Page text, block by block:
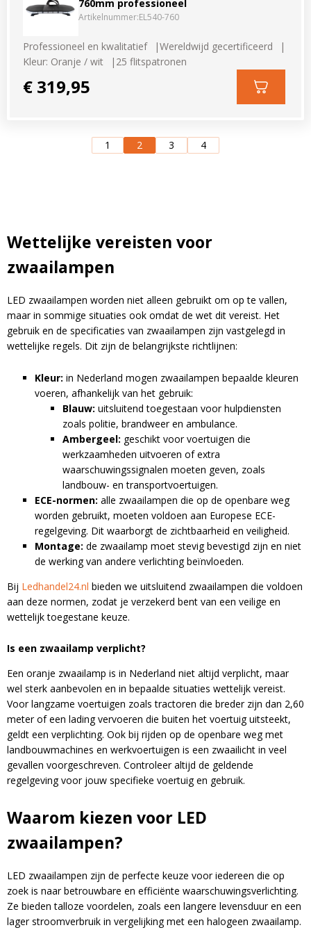
760mm professioneel
Artikelnummer:EL540-760
Professioneel en kwalitatief
Wereldwijd gecertificeerd
Kleur: Oranje / wit
25 flitspatronen
€ 319,95
1 2 3 4
Wettelijke vereisten voor
zwaailampen
LED zwaailampen worden niet alleen gebruikt om op te vallen,
maar in sommige situaties ook omdat de wet dit vereist. Het
gebruik en de specificaties van zwaailampen zijn vastgelegd in
wettelijke regels. Dit zijn de belangrijkste richtlijnen:
Kleur: in Nederland mogen zwaailampen bepaalde kleuren
voeren, afhankelijk van het gebruik:
Blauw: uitsluitend toegestaan voor hulpdiensten
zoals politie, brandweer en ambulance.
Ambergeel: geschikt voor voertuigen die
werkzaamheden uitvoeren of extra
waarschuwingssignalen moeten geven, zoals
landbouw- en transportvoertuigen.
ECE-normen: alle zwaailampen die op de openbare weg
worden gebruikt, moeten voldoen aan Europese ECE-
regelgeving. Dit waarborgt de zichtbaarheid en veiligheid.
Montage: de zwaailamp moet stevig bevestigd zijn en niet
de werking van andere verlichting beïnvloeden.
Bij Ledhandel24.nl bieden we uitsluitend zwaailampen die voldoen
aan deze normen, zodat je verzekerd bent van een veilige en
wettelijk toegestane keuze.
Is een zwaailamp verplicht?
Een oranje zwaailamp is in Nederland niet altijd verplicht, maar
wel sterk aanbevolen en in bepaalde situaties wettelijk vereist.
Voor langzame voertuigen zoals tractoren die breder zijn dan 2,60
meter of een lading vervoeren die buiten het voertuig uitsteekt,
geldt een verplichting. Ook bij rijden op de openbare weg met
landbouwmachines en werkvoertuigen is een zwaailicht in veel
gevallen voorgeschreven. Controleer altijd de geldende
regelgeving voor jouw specifieke voertuig en gebruik.
Waarom kiezen voor LED
zwaailampen?
LED zwaailampen zijn de perfecte keuze voor iedereen die op
zoek is naar betrouwbare en efficiënte waarschuwingsverlichting.
Ze bieden talloze voordelen, zoals een langere levensduur en een
lager stroomverbruik in vergelijking met een halogeen zwaailamp.